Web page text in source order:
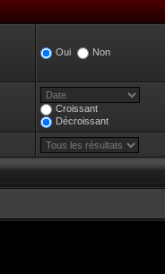
Oui Non
Croissant
Décroissant